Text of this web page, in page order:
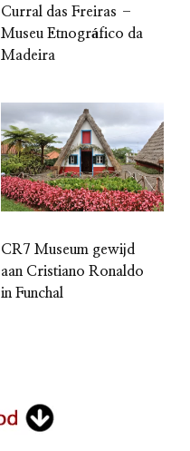
Curral das Freiras –
Museu Etnográfico da
Madeira
CR7 Museum gewijd
aan Cristiano Ronaldo
in Funchal